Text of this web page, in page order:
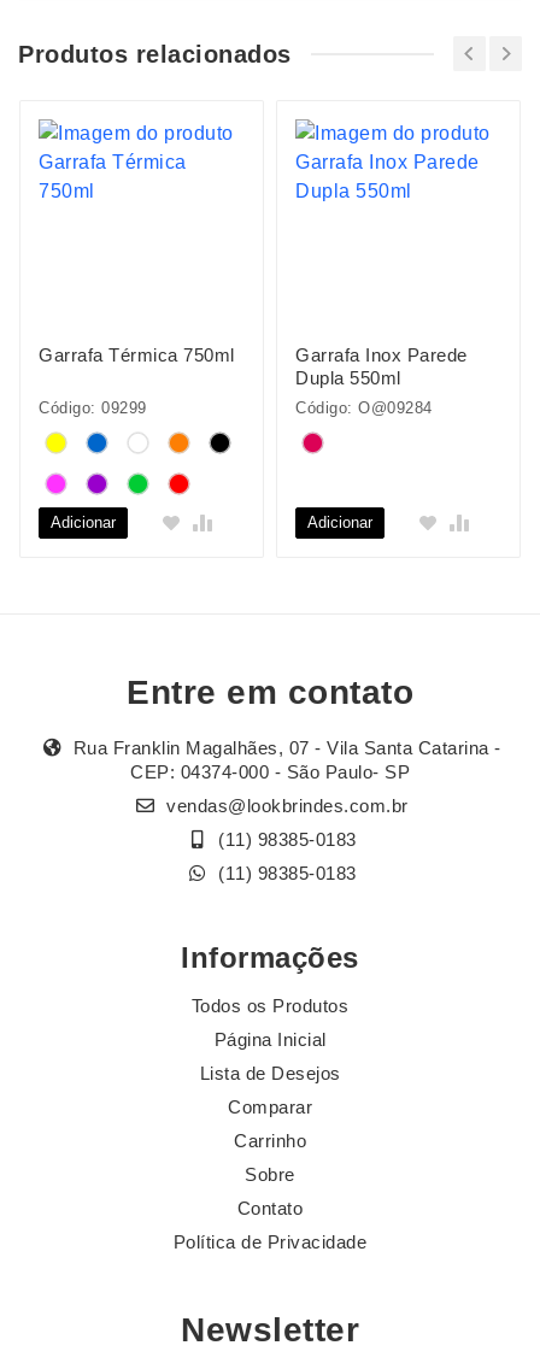
Produtos relacionados
Garrafa Térmica 750ml
Código: 09299
Adicionar
Garrafa Inox Parede
Dupla 550ml
Código: O@09284
Adicionar
Entre em contato
Rua Franklin Magalhães, 07 - Vila Santa Catarina -
CEP: 04374-000 - São Paulo- SP
vendas@lookbrindes.com.br
(11) 98385-0183
(11) 98385-0183
Informações
Todos os Produtos
Página Inicial
Lista de Desejos
Comparar
Carrinho
Sobre
Contato
Política de Privacidade
Newsletter